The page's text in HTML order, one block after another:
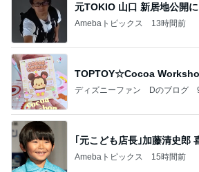
元TOKIO 山口 新居地公開
Amebaトピックス 13時間前
TOPTOY☆Cocoa
ディズニーファン Dのブログ
｢元こども店長｣加藤清史郎
Amebaトピックス 15時間前